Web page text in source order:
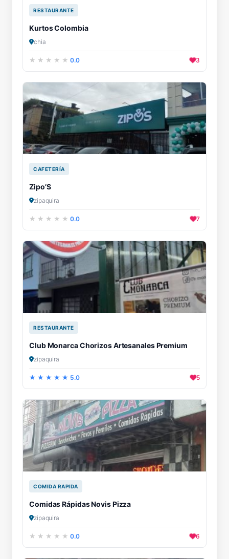
RESTAURANTE
Kurtos Colombia
chia
0.0 3
CAFETERÍA
Zipo’S
zipaquira
0.0 7
RESTAURANTE
Club Monarca Chorizos Artesanales Premium
zipaquira
5.0 5
COMIDA RAPIDA
Comidas Rápidas Novis Pizza
zipaquira
0.0 6